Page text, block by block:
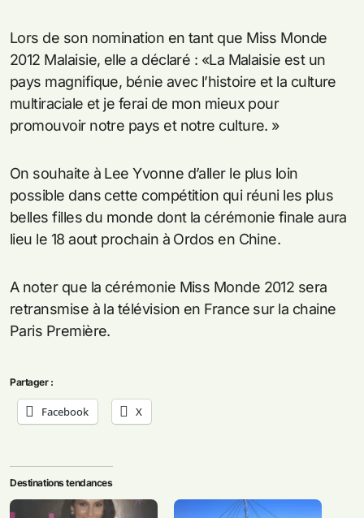
Lors de son nomination en tant que Miss Monde
2012 Malaisie, elle a déclaré : «La Malaisie est un
pays magnifique, bénie avec l’histoire et la culture
multiraciale et je ferai de mon mieux pour
promouvoir notre pays et notre culture. »
On souhaite à Lee Yvonne d’aller le plus loin
possible dans cette compétition qui réuni les plus
belles filles du monde dont la cérémonie finale aura
lieu le 18 aout prochain à Ordos en Chine.
A noter que la cérémonie Miss Monde 2012 sera
retransmise à la télévision en France sur la chaine
Paris Première.
Partager :
Facebook X
Destinations tendances